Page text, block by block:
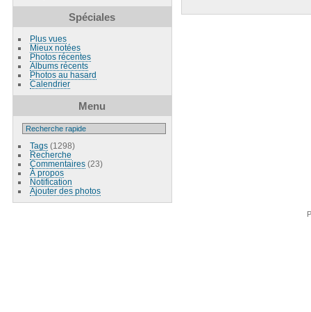
Spéciales
Plus vues
Mieux notées
Photos récentes
Albums récents
Photos au hasard
Calendrier
Menu
Tags(1298)
Recherche
Commentaires(23)
À propos
Notification
Ajouter des photos